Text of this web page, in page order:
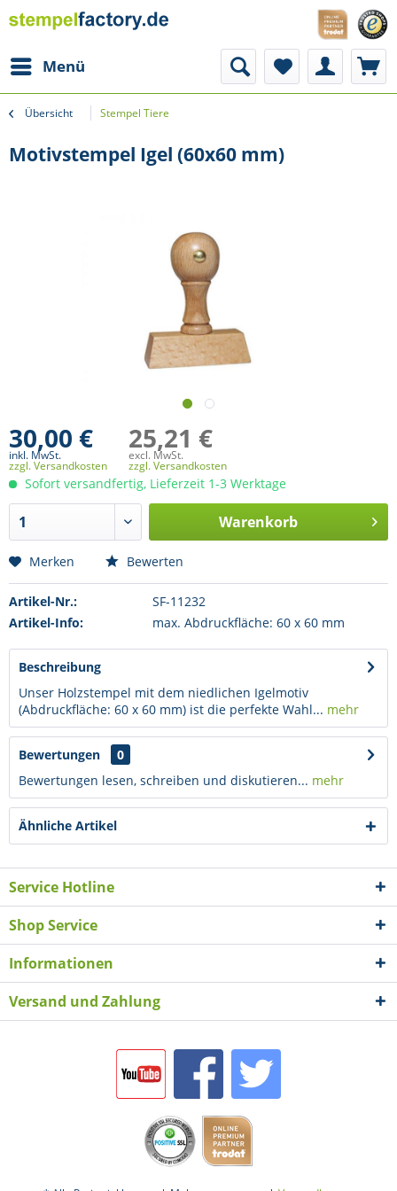
Menü
Übersicht Stempel Tiere
Motivstempel Igel (60x60 mm)
30,00 €
inkl. MwSt.
zzgl. Versandkosten
25,21 €
excl. MwSt.
zzgl. Versandkosten
Sofort versandfertig, Lieferzeit 1-3 Werktage
Warenkorb
Merken Bewerten
Artikel-Nr.:
SF-11232
Artikel-Info:
max. Abdruckfläche: 60 x 60 mm
Beschreibung
Unser Holzstempel mit dem niedlichen Igelmotiv
(Abdruckfläche: 60 x 60 mm) ist die perfekte Wahl... mehr
Bewertungen
0
Bewertungen lesen, schreiben und diskutieren... mehr
Ähnliche Artikel
Service Hotline
Shop Service
Informationen
Versand und Zahlung